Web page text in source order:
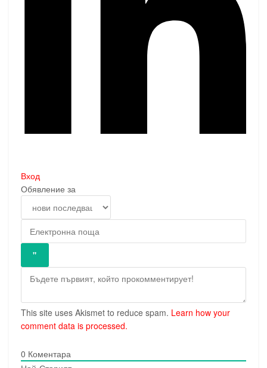
Вход
Обявление за
This site uses Akismet to reduce spam. Learn how your
comment data is processed.
0 Коментара